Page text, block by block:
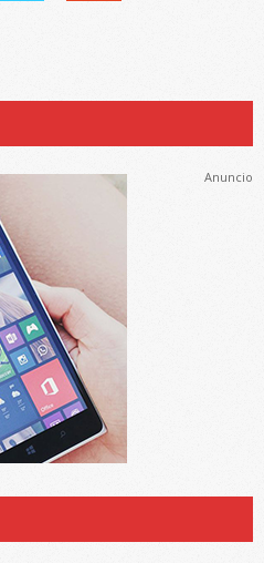
Anuncio